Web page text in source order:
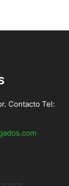
Contacto Tel: